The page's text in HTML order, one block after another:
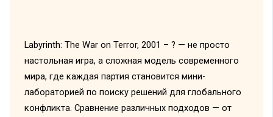
Labyrinth: The War on Terror, 2001 – ? — не просто
настольная игра, а сложная модель современного
мира, где каждая партия становится мини-
лабораторией по поиску решений для глобального
конфликта. Сравнение различных подходов — от